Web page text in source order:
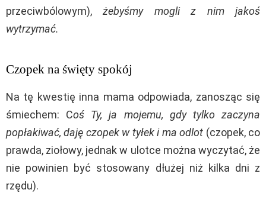
przeciwbólowym),żebyśmy mogli z nim jakoś
wytrzymać.
Czopek na święty spokój
Na tę kwestię inna mama odpowiada, zanosząc się
śmiechem: Coś Ty, ja mojemu, gdy tylko zaczyna
popłakiwać, daję czopek w tyłek i ma odlot (czopek, co
prawda, ziołowy, jednak w ulotce można wyczytać, że
nie powinien być stosowany dłużej niż kilka dni z
rzędu).